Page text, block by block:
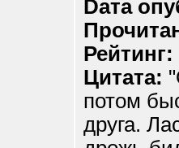
Dата
Рейтинг:
Цитата:
потом
друга.